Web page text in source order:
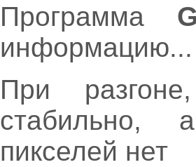
Программа
информацию...
При
стабильно,
пикселей нет